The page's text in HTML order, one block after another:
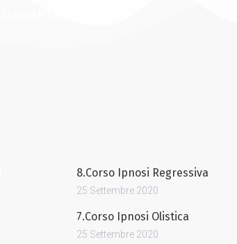
8.Corso Ipnosi Regressiva
25 Settembre 2020
7.Corso Ipnosi Olistica
25 Settembre 2020